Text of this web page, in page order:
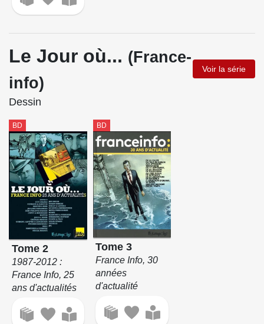
Le Jour où... (France-
info)
Voir la série
Dessin
BD
Tome 2
1987-2012 :
France Info, 25
ans d'actualités
BD
Tome 3
France Info, 30
années
d'actualité